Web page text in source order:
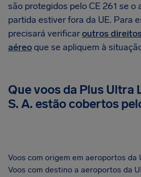
são protegidos pelo CE 261 se o
partida estiver fora da UE. Para
precisará verificaroutros
aéreoque se apliquem à
Que voos da Plus Ultra
S. A. estão cobertos
Voos com origem em aeroportos da
Voos com destino a aeroportos da